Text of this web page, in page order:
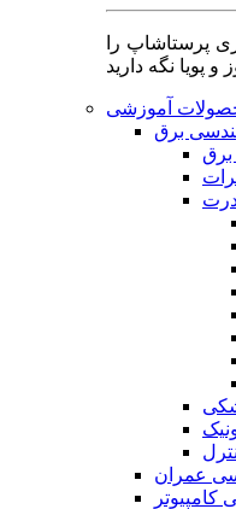
پرستاشاپ را
آموزشی
برق
عمران
کامپیوتر